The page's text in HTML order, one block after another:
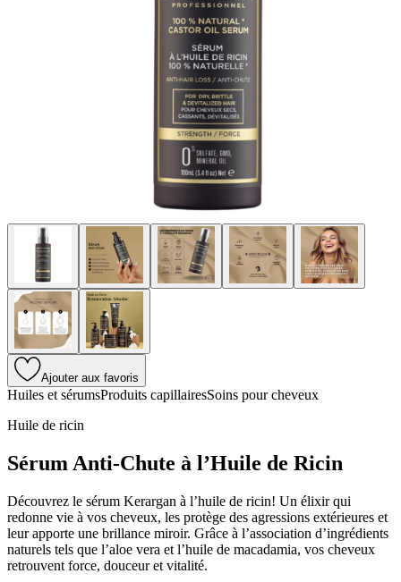
Ajouter aux favoris
Huiles et sérumsProduits capillairesSoins pour cheveux
Huile de ricin
Sérum Anti-Chute à l’Huile de Ricin
Découvrez le sérum Kerargan à l’huile de ricin! Un élixir qui
redonne vie à vos cheveux, les protège des agressions extérieures et
leur apporte une brillance miroir. Grâce à l’association d’ingrédients
naturels tels que l’aloe vera et l’huile de macadamia, vos cheveux
retrouvent force, douceur et vitalité.